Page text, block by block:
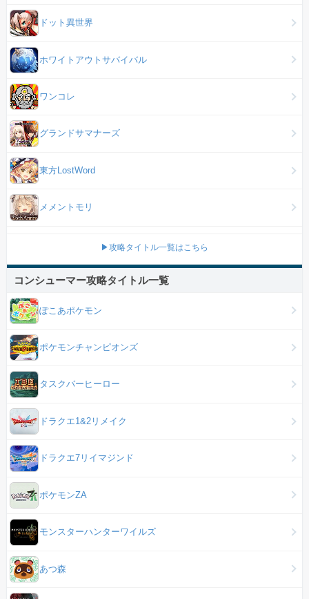
ドット異世界
ホワイトアウトサバイバル
ワンコレ
グランドサマナーズ
東方LostWord
メメントモリ
▶攻略タイトル一覧はこちら
コンシューマー攻略タイトル一覧
ぽこあポケモン
ポケモンチャンピオンズ
タスクバーヒーロー
ドラクエ1&2リメイク
ドラクエ7リイマジンド
ポケモンZA
モンスターハンターワイルズ
あつ森